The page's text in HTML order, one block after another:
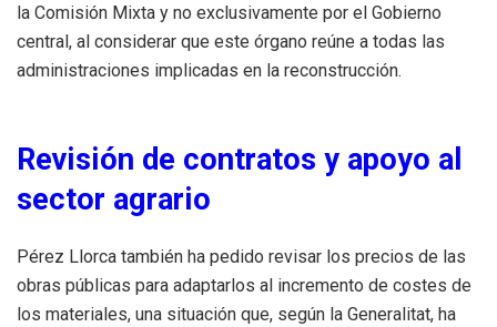
la Comisión Mixta y no exclusivamente por el Gobierno
central, al considerar que este órgano reúne a todas las
administraciones implicadas en la reconstrucción.
Revisión de contratos y apoyo al
sector agrario
Pérez Llorca también ha pedido revisar los precios de las
obras públicas para adaptarlos al incremento de costes de
los materiales, una situación que, según la Generalitat, ha